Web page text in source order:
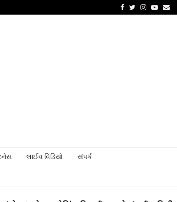
FacebookTwitter
Instagram
લાઈવ વિડિયો સંપર્ક